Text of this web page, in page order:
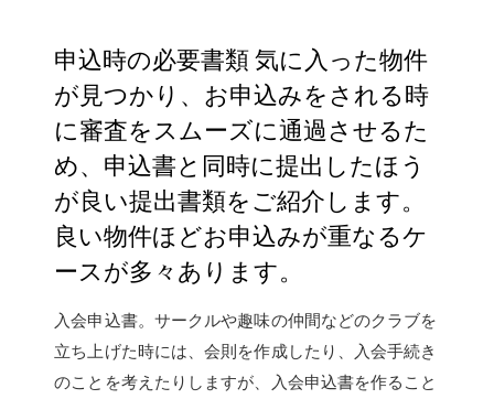
申込時の必要書類 気に入った物件
が見つかり、お申込みをされる時
に審査をスムーズに通過させるた
め、申込書と同時に提出したほう
が良い提出書類をご紹介します。
良い物件ほどお申込みが重なるケ
ースが多々あります。
入会申込書。サークルや趣味の仲間などのクラブを
立ち上げた時には、会則を作成したり、入会手続き
のことを考えたりしますが、入会申込書を作ること